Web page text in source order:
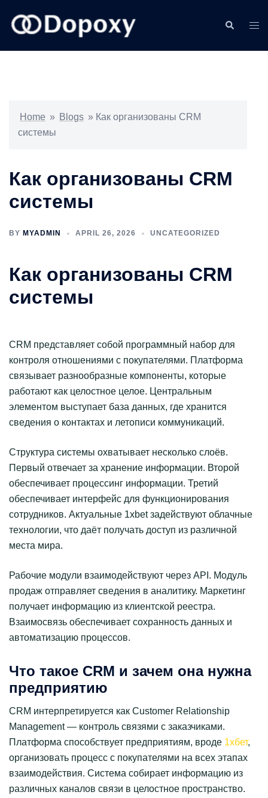
content
Search
Home » Blogs » Как организованы CRM
системы
Как организованы CRM
системы
BY MYADMIN APRIL 26, 2026 UNCATEGORIZED
Как организованы CRM
системы
CRM представляет собой программный набор для
контроля отношениями с покупателями. Платформа
связывает разнообразные компоненты, которые
работают как целостное целое. Центральным
элементом выступает база данных, где хранится
сведения о контактах и летописи коммуникаций.
Структура системы охватывает несколько слоёв.
Первый отвечает за хранение информации. Второй
обеспечивает процессинг информации. Третий
обеспечивает интерфейс для функционирования
сотрудников. Актуальные 1xbet задействуют облачные
технологии, что даёт получать доступ из различной
места мира.
Рабочие модули взаимодействуют через API. Модуль
продаж отправляет сведения в аналитику. Маркетинг
получает информацию из клиентской реестра.
Взаимосвязь обеспечивает сохранность данных и
автоматизацию процессов.
Что такое CRM и зачем она нужна
предприятию
CRM интерпретируется как Customer Relationship
Management — контроль связями с заказчиками.
Платформа способствует предприятиям, вроде 1хбет,
организовать процесс с покупателями на всех этапах
взаимодействия. Система собирает информацию из
различных каналов связи в целостное пространство.